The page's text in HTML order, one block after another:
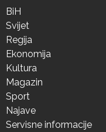
BiH
Svijet
Regija
Ekonomija
Kultura
Magazin
Sport
Najave
Servisne informacije